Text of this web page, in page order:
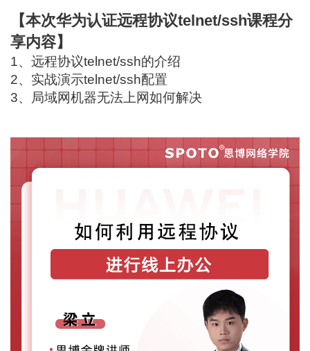
【本次华为认证远程协议telnet/ssh课程分
享内容】
1、远程协议telnet/ssh的介绍
2、实战演示telnet/ssh配置
3、局域网机器无法上网如何解决